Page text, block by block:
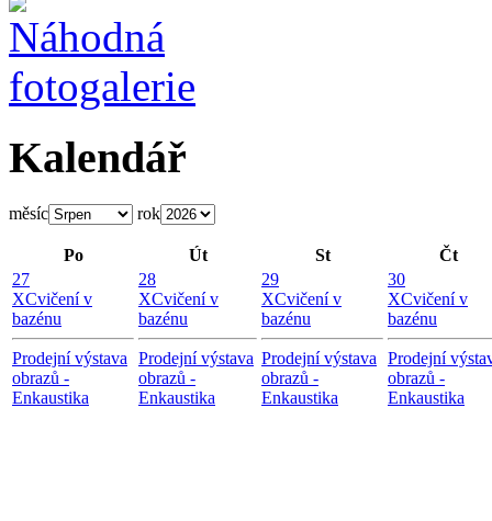
Kalendář
měsíc rok
Po Út St
Čt
27
XCvičení v
bazénu
Prodejní výstava
obrazů -
Enkaustika
28
XCvičení v
bazénu
Prodejní výstava
obrazů -
Enkaustika
29
XCvičení v
bazénu
Prodejní výstava
obrazů -
Enkaustika
30
XCvičení v
bazénu
Prodejní
obrazů -
Enkaustika